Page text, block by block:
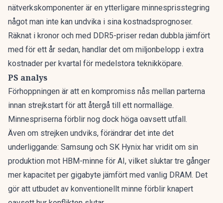
nätverkskomponenter är en ytterligare minnesprisstegring
något man inte kan undvika i sina kostnadsprognoser.
Räknat i kronor och med DDR5-priser redan dubbla jämfört
med för ett år sedan, handlar det om miljonbelopp i extra
kostnader per kvartal för medelstora teknikköpare.
PS analys
Förhoppningen är att en kompromiss nås mellan parterna
innan strejkstart för att återgå till ett normalläge.
Minnespriserna förblir nog dock höga oavsett utfall.
Även om strejken undviks, förändrar det inte det
underliggande: Samsung och SK Hynix har vridit om sin
produktion mot HBM-minne för AI, vilket sluktar tre gånger
mer kapacitet per gigabyte jämfört med vanlig DRAM. Det
gör att utbudet av konventionellt minne förblir knapert